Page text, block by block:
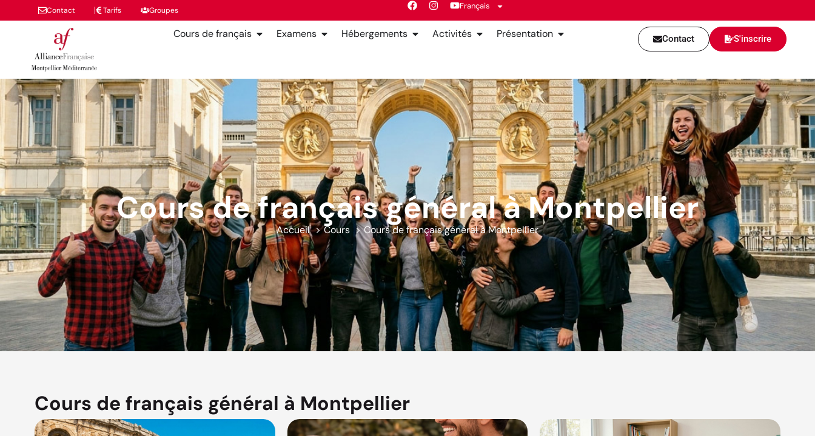
Contact Tarifs Groupes Français
Cours de français Examens Hébergements Activités Présentation Contact S'inscrire
Cours de français général à Montpellier
Accueil Cours Cours de français général à Montpellier
Cours de français général à Montpellier